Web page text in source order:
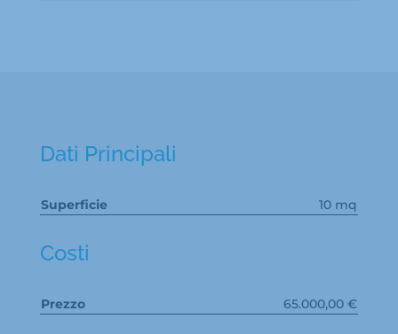
Dati Principali
Superficie 10 mq
Costi
Prezzo 65.000,00 €